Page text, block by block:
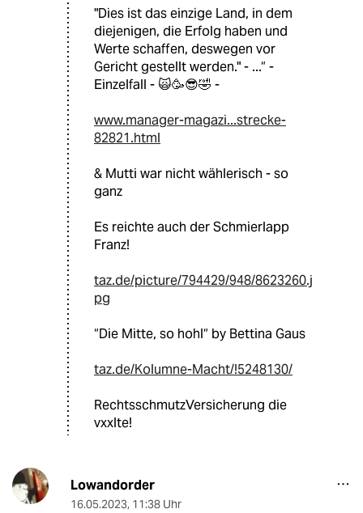
"Dies ist das einzige Land, in dem
diejenigen, die Erfolg haben und
Werte schaffen, deswegen vor
Gericht gestellt werden." - ...“ -
Einzelfall - 🙀🥳😎🤣 -
www.manager-magazi...strecke-
82821.html
& Mutti war nicht wählerisch - so
ganz
Es reichte auch der Schmierlapp
Franz!
taz.de/picture/794429/948/8623260.j
pg
“Die Mitte, so hohl“ by Bettina Gaus
taz.de/Kolumne-Macht/!5248130/
RechtsschmutzVersicherung die
vxxlte!
Lowandorder
16.05.2023, 11:38 Uhr